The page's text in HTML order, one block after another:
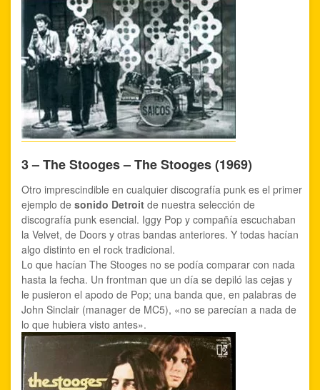
3 – The Stooges – The Stooges (1969)
Otro imprescindible en cualquier discografía punk es el primer
ejemplo de sonido Detroit de nuestra selección de
discografía punk esencial. Iggy Pop y compañía escuchaban
la Velvet, de Doors y otras bandas anteriores. Y todas hacían
algo distinto en el rock tradicional.
Lo que hacían The Stooges no se podía comparar con nada
hasta la fecha. Un frontman que un día se depiló las cejas y
le pusieron el apodo de Pop; una banda que, en palabras de
John Sinclair (manager de MC5), «no se parecían a nada de
lo que hubiera visto antes».